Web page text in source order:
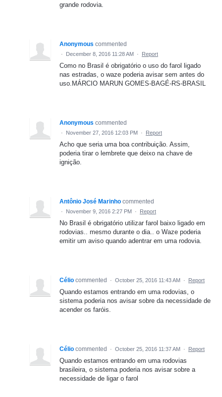
grande rodovia.
Anonymous commented
· December 8, 2016 11:28 AM · Report
Como no Brasil é obrigatório o uso do farol ligado
nas estradas, o waze poderia avisar sem antes do
uso.MÁRCIO MARUN GOMES-BAGÉ-RS-BRASIL
Anonymous commented
· November 27, 2016 12:03 PM · Report
Acho que seria uma boa contribuição. Assim,
poderia tirar o lembrete que deixo na chave de
ignição.
Antônio José Marinho commented
· November 9, 2016 2:27 PM · Report
No Brasil é obrigatório utilizar farol baixo ligado em
rodovias.. mesmo durante o dia.. o Waze poderia
emitir um aviso quando adentrar em uma rodovia.
Célio commented · October 25, 2016 11:43 AM · Report
Quando estamos entrando em uma rodovias, o
sistema poderia nos avisar sobre da necessidade de
acender os faróis.
Célio commented · October 25, 2016 11:37 AM · Report
Quando estamos entrando em uma rodovias
brasileira, o sistema poderia nos avisar sobre a
necessidade de ligar o farol